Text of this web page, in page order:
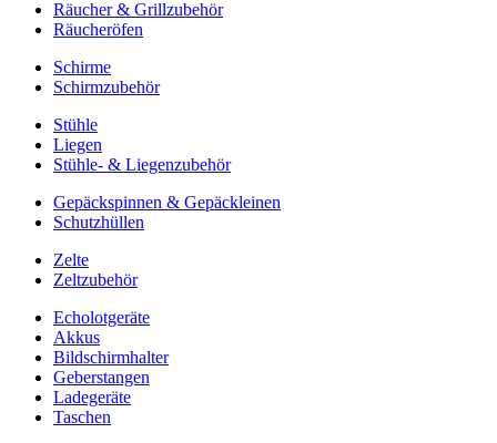
Räucher & Grillzubehör
Räucheröfen
Schirme
Schirmzubehör
Stühle
Liegen
Stühle- & Liegenzubehör
Gepäckspinnen & Gepäckleinen
Schutzhüllen
Zelte
Zeltzubehör
Echolotgeräte
Akkus
Bildschirmhalter
Geberstangen
Ladegeräte
Taschen